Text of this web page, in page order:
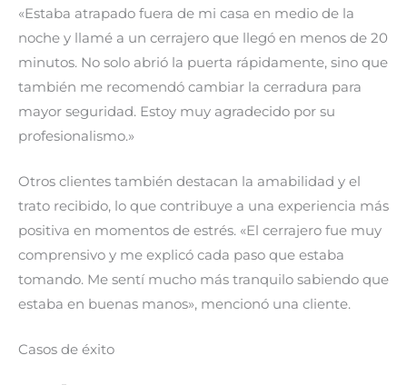
«Estaba atrapado fuera de mi casa en medio de la
noche y llamé a un cerrajero que llegó en menos de 20
minutos. No solo abrió la puerta rápidamente, sino que
también me recomendó cambiar la cerradura para
mayor seguridad. Estoy muy agradecido por su
profesionalismo.»
Otros clientes también destacan la amabilidad y el
trato recibido, lo que contribuye a una experiencia más
positiva en momentos de estrés. «El cerrajero fue muy
comprensivo y me explicó cada paso que estaba
tomando. Me sentí mucho más tranquilo sabiendo que
estaba en buenas manos», mencionó una cliente.
Casos de éxito